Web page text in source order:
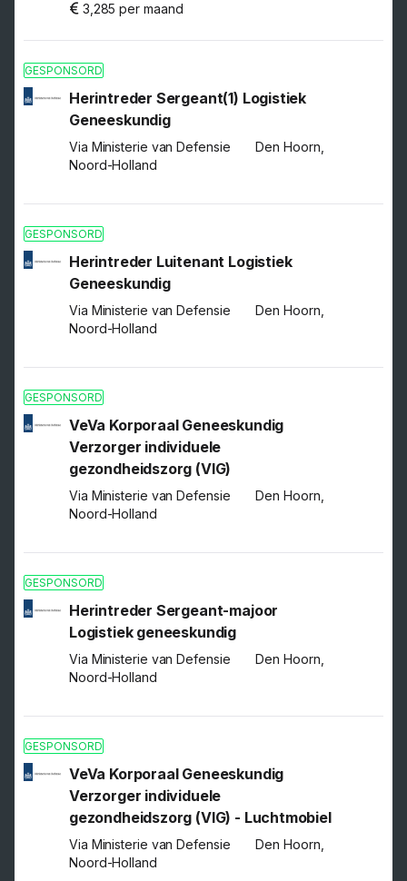
3,285 per maand
GESPONSORD
Herintreder Sergeant(1) Logistiek
Geneeskundig
Via Ministerie van Defensie
Den Hoorn,
Noord-Holland
GESPONSORD
Herintreder Luitenant Logistiek
Geneeskundig
Via Ministerie van Defensie
Den Hoorn,
Noord-Holland
GESPONSORD
VeVa Korporaal Geneeskundig
Verzorger individuele
gezondheidszorg (VIG)
Via Ministerie van Defensie
Den Hoorn,
Noord-Holland
GESPONSORD
Herintreder Sergeant-majoor
Logistiek geneeskundig
Via Ministerie van Defensie
Den Hoorn,
Noord-Holland
GESPONSORD
VeVa Korporaal Geneeskundig
Verzorger individuele
gezondheidszorg (VIG) - Luchtmobiel
Via Ministerie van Defensie
Den Hoorn,
Noord-Holland